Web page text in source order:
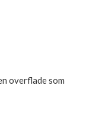
overflade som